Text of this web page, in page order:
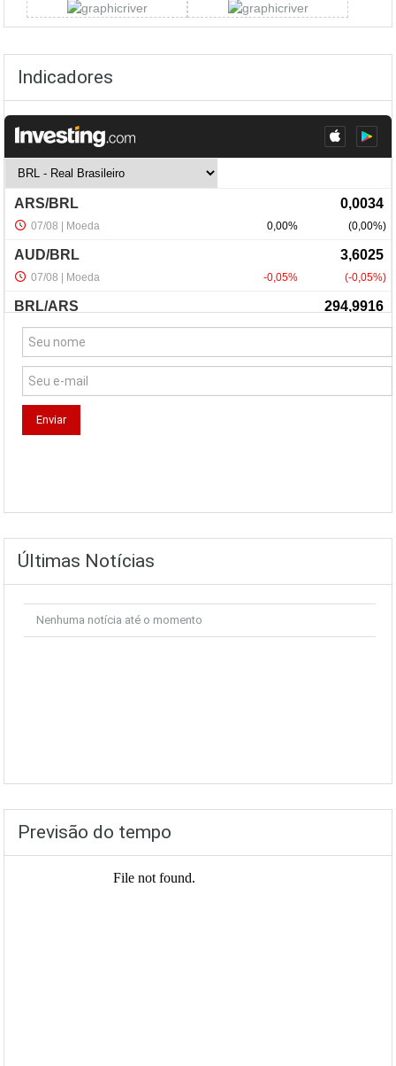
Indicadores
NewsLetter
Últimas Notícias
Nenhuma notícia até o momento
Previsão do tempo